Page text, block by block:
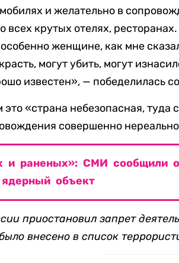
и желательно в
всех крутых отелях,
женщине, как мне
могут убить, могут
известен», — победелилась
«страна небезопасная, туда
совершенно
и раненых»: СМИ сообщили
объект
приостановил запрет
внесено в список